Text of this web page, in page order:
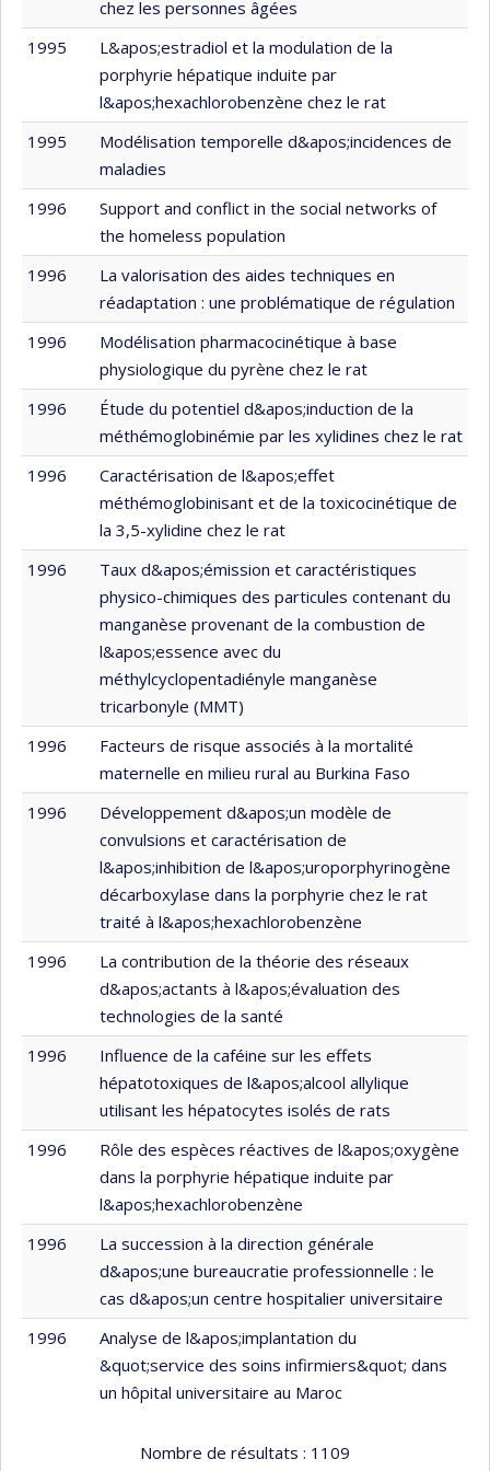
chez les personnes âgées
1995
L&apos;estradiol et la modulation de la
porphyrie hépatique induite par
l&apos;hexachlorobenzène chez le rat
1995
Modélisation temporelle d&apos;incidences de
maladies
1996
Support and conflict in the social networks of
the homeless population
1996
La valorisation des aides techniques en
réadaptation : une problématique de régulation
1996
Modélisation pharmacocinétique à base
physiologique du pyrène chez le rat
1996
Étude du potentiel d&apos;induction de la
méthémoglobinémie par les xylidines chez le rat
1996
Caractérisation de l&apos;effet
méthémoglobinisant et de la toxicocinétique de
la 3,5-xylidine chez le rat
1996
Taux d&apos;émission et caractéristiques
physico-chimiques des particules contenant du
manganèse provenant de la combustion de
l&apos;essence avec du
méthylcyclopentadiényle manganèse
tricarbonyle (MMT)
1996
Facteurs de risque associés à la mortalité
maternelle en milieu rural au Burkina Faso
1996
Développement d&apos;un modèle de
convulsions et caractérisation de
l&apos;inhibition de l&apos;uroporphyrinogène
décarboxylase dans la porphyrie chez le rat
traité à l&apos;hexachlorobenzène
1996
La contribution de la théorie des réseaux
d&apos;actants à l&apos;évaluation des
technologies de la santé
1996
Influence de la caféine sur les effets
hépatotoxiques de l&apos;alcool allylique
utilisant les hépatocytes isolés de rats
1996
Rôle des espèces réactives de l&apos;oxygène
dans la porphyrie hépatique induite par
l&apos;hexachlorobenzène
1996
La succession à la direction générale
d&apos;une bureaucratie professionnelle : le
cas d&apos;un centre hospitalier universitaire
1996
Analyse de l&apos;implantation du
&quot;service des soins infirmiers&quot; dans
un hôpital universitaire au Maroc
Nombre de résultats : 1109